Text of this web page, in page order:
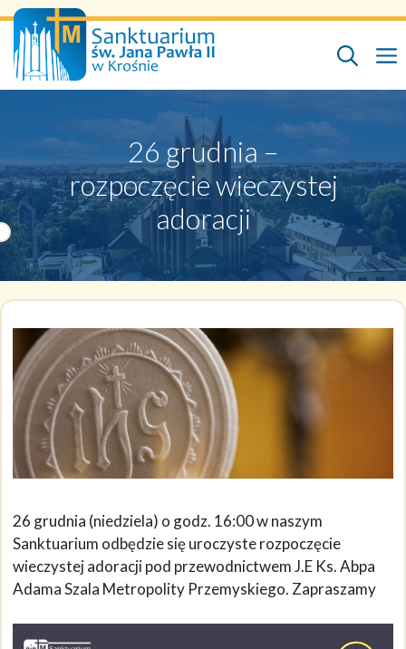
Przejdź
do
treści
26 grudnia –
rozpoczęcie wieczystej
adoracji
26 grudnia (niedziela) o godz. 16:00 w naszym
Sanktuarium odbędzie się uroczyste rozpoczęcie
wieczystej adoracji pod przewodnictwem J.E Ks. Abpa
Adama Szala Metropolity Przemyskiego. Zapraszamy